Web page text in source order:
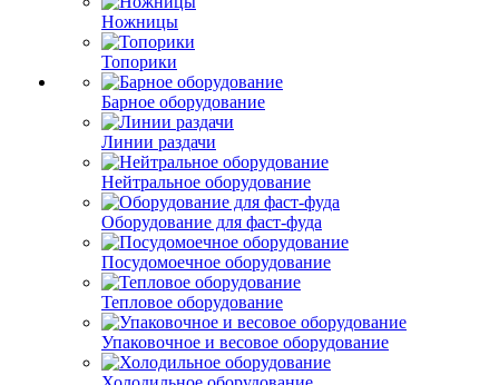
Ножницы
Топорики
Барное оборудование
Линии раздачи
Нейтральное оборудование
Оборудование для фаст-фуда
Посудомоечное оборудование
Тепловое оборудование
Упаковочное и весовое оборудование